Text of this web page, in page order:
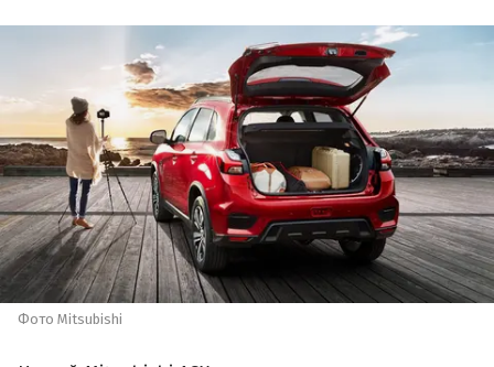
Фото Mitsubishi